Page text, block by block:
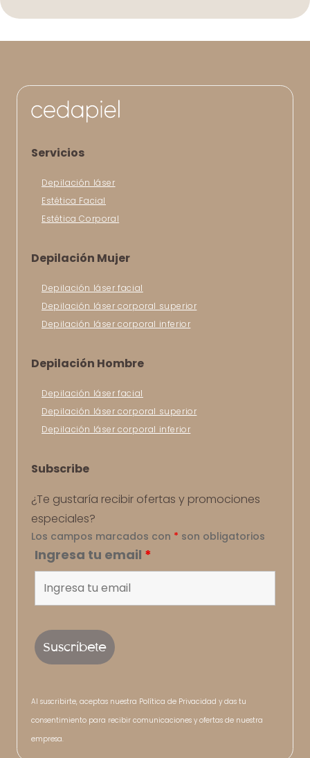
Servicios
Depilación láser
Estética Facial
Estética Corporal
Depilación Mujer
Depilación láser facial
Depilación láser corporal superior
Depilación láser corporal inferior
Depilación Hombre
Depilación láser facial
Depilación láser corporal superior
Depilación láser corporal inferior
Subscribe
¿Te gustaría recibir ofertas y promociones
especiales?
Los campos marcados con * son obligatorios
Ingresa tu email *
Al suscribirte, aceptas nuestra Política de Privacidad y das tu
consentimiento para recibir comunicaciones y ofertas de nuestra
empresa.